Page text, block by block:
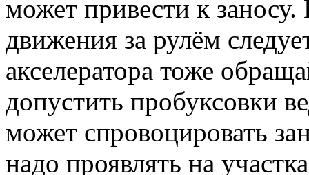
может привести к
движения за рулём
акселератора тоже
допустить пробуксовки
может спровоцировать
надо проявлять на